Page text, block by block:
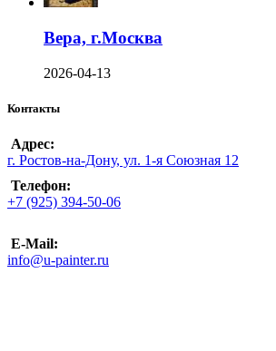
Вера, г.Москва
2026-04-13
Контакты
Адрес:
г. Ростов-на-Дону, ул. 1-я Союзная 12
Телефон:
+7 (925) 394-50-06
E-Mail:
info@u-painter.ru